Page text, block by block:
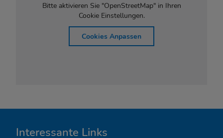
Bitte aktivieren Sie "OpenStreetMap" in Ihren
Cookie Einstellungen.
Cookies Anpassen
IInteressante Links